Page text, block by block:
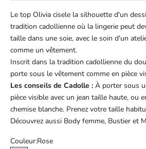
Le top Olivia cisele la silhouette d'un
tradition cadollienne où la lingerie peut
taille dans une soie, avec le soin d'un
comme un vêtement.
Inscrit dans la tradition cadollienne du
porte sous le vêtement comme en pièce
Les conseils de Cadolle : À porter sous
pièce visible avec un jean taille haute, ou
chemise blanche. Prenez votre taille
Découvrez aussi Body femme, Bustier et
Couleur:Rose